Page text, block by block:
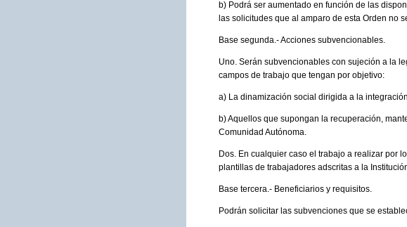
b) Podrá ser aumentado en función de las
las solicitudes que al amparo de esta Orden no
Base segunda.- Acciones subvencionables.
Uno. Serán subvencionables con sujeción a la
campos de trabajo que tengan por objetivo:
a) La dinamización social dirigida a la
b) Aquellos que supongan la recuperación,
Comunidad Autónoma.
Dos. En cualquier caso el trabajo a realizar por
plantillas de trabajadores adscritas a la
Base tercera.- Beneficiarios y requisitos.
Podrán solicitar las subvenciones que se